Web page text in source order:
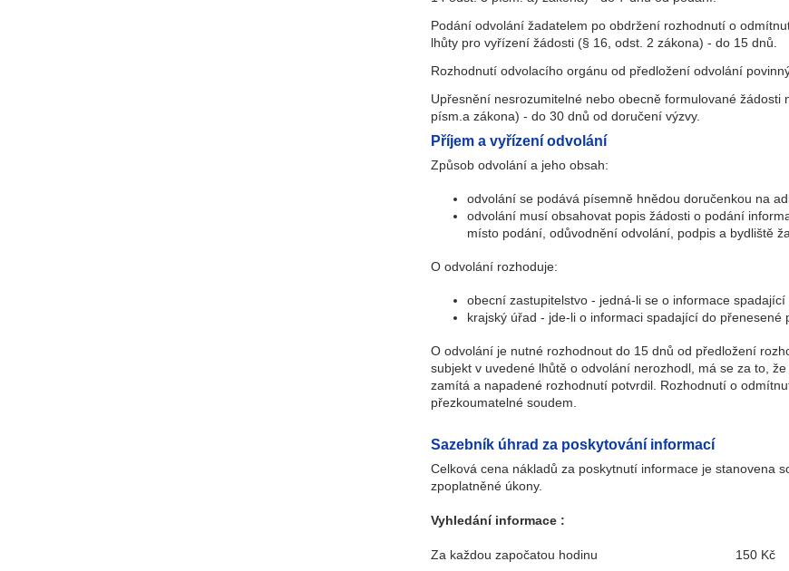
Podání odvolání žadatelem po obdržení rozhodnutí o
lhůty pro vyřízení žádosti (§ 16, odst. 2 zákona) - do 15 dnů.
Rozhodnutí odvolacího orgánu od předložení odvolání
Upřesnění nesrozumitelné nebo obecně formulované žádosti
písm.a zákona) - do 30 dnů od doručení výzvy.
Příjem a vyřízení odvolání
Způsob odvolání a jeho obsah:
odvolání se podává písemně hnědou doručenkou na
odvolání musí obsahovat popis žádosti o podání
místo podání, odůvodnění odvolání, podpis a bydliště
O odvolání rozhoduje:
obecní zastupitelstvo - jedná-li se o informace
krajský úřad - jde-li o informaci spadající do přenesené
O odvolání je nutné rozhodnout do 15 dnů od předložení
subjekt v uvedené lhůtě o odvolání nerozhodl, má se za to,
zamítá a napadené rozhodnutí potvrdil. Rozhodnutí o
přezkoumatelné soudem.
Sazebník úhrad za poskytování informací
Celková cena nákladů za poskytnutí informace je stanovena
zpoplatněné úkony.
Vyhledání informace :
Za každou započatou hodinu 150 Kč